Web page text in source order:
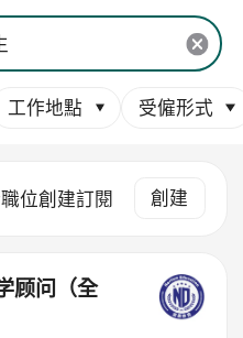
工作地點 受僱形式
位創建訂閱 創建
顾问（全